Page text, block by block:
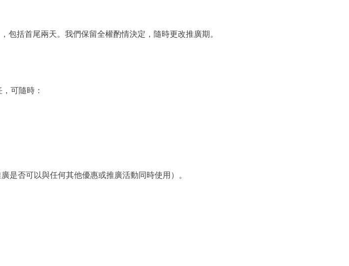
括首尾兩天。我們保留全權酌情決定，隨時更改推廣期。
可隨時：
是否可以與任何其他優惠或推廣活動同時使用）。